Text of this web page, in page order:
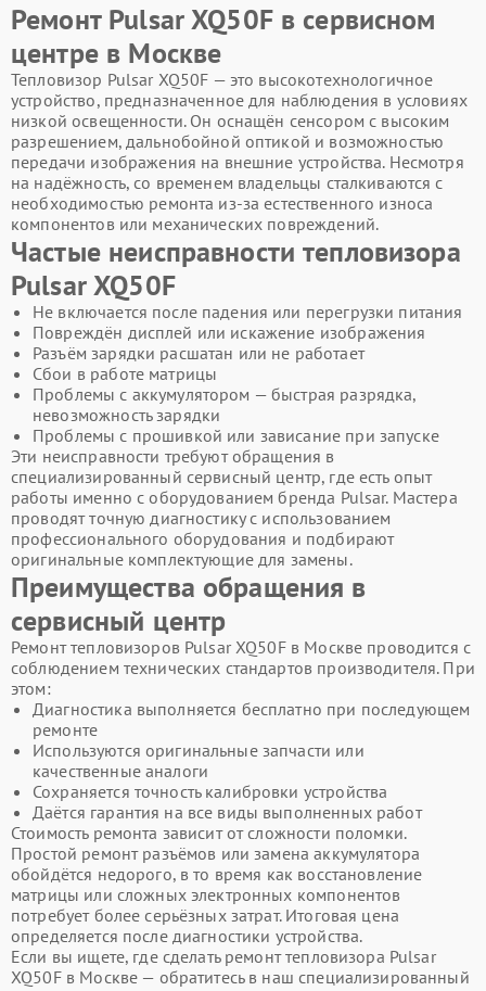
Ремонт Pulsar XQ50F в сервисном
центре в Москве
Тепловизор Pulsar XQ50F — это высокотехнологичное
устройство, предназначенное для наблюдения в условиях
низкой освещенности. Он оснащён сенсором с высоким
разрешением, дальнобойной оптикой и возможностью
передачи изображения на внешние устройства. Несмотря
на надёжность, со временем владельцы сталкиваются с
необходимостью ремонта из-за естественного износа
компонентов или механических повреждений.
Частые неисправности тепловизора
Pulsar XQ50F
Не включается после падения или перегрузки питания
Повреждён дисплей или искажение изображения
Разъём зарядки расшатан или не работает
Сбои в работе матрицы
Проблемы с аккумулятором — быстрая разрядка,
невозможность зарядки
Проблемы с прошивкой или зависание при запуске
Эти неисправности требуют обращения в
специализированный сервисный центр, где есть опыт
работы именно с оборудованием бренда Pulsar. Мастера
проводят точную диагностику с использованием
профессионального оборудования и подбирают
оригинальные комплектующие для замены.
Преимущества обращения в
сервисный центр
Ремонт тепловизоров Pulsar XQ50F в Москве проводится с
соблюдением технических стандартов производителя. При
этом:
Диагностика выполняется бесплатно при последующем
ремонте
Используются оригинальные запчасти или
качественные аналоги
Сохраняется точность калибровки устройства
Даётся гарантия на все виды выполненных работ
Стоимость ремонта зависит от сложности поломки.
Простой ремонт разъёмов или замена аккумулятора
обойдётся недорого, в то время как восстановление
матрицы или сложных электронных компонентов
потребует более серьёзных затрат. Итоговая цена
определяется после диагностики устройства.
Если вы ищете, где сделать ремонт тепловизора Pulsar
XQ50F в Москве — обратитесь в наш специализированный